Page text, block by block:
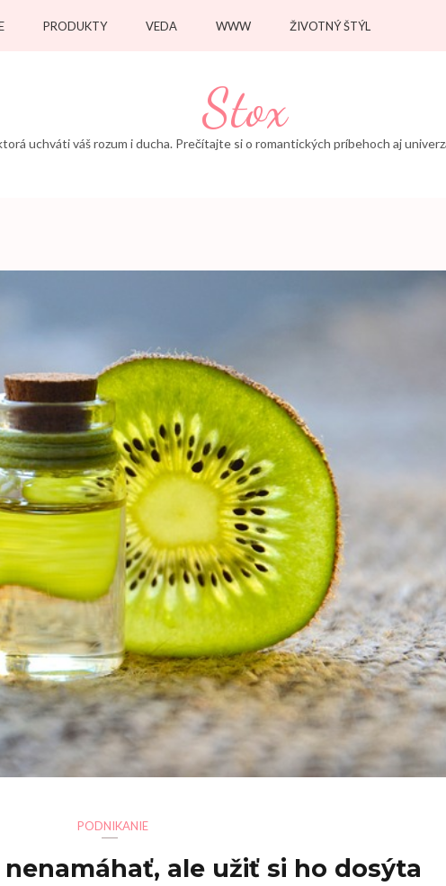
PRODUKTY VEDA WWW ŽIVOTNÝ ŠTÝL
Stox
uchváti váš rozum i ducha. Prečítajte si o romantických príbehoch aj
PODNIKANIE
ale užiť si ho dosýta